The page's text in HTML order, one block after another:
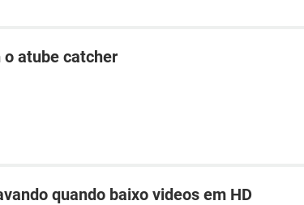
o atube catcher
quando baixo videos em HD